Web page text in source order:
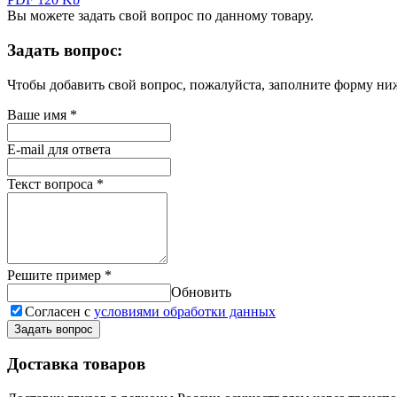
Вы можете задать свой вопрос по данному товару.
Задать вопрос:
Чтобы добавить свой вопрос, пожалуйста, заполните форму
Ваше имя *
E-mail для ответа
Текст вопроса *
Решите пример *
Обновить
Согласен с условиями обработки данных
Задать вопрос
Доставка товаров